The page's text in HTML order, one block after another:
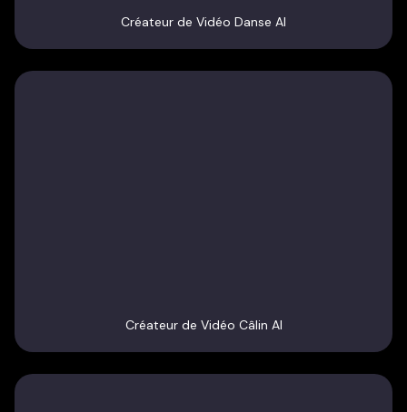
Créateur de Vidéo Danse AI
Créateur de Vidéo Câlin AI